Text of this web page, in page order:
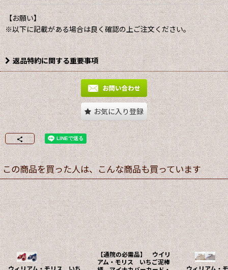
【お願い】
※以下に記載がある場合は良く確認の上ご注文ください。
返品特約に関する重要事項
お気に入り登録
この商品を買った人は、こんな商品も買っています
ウィリアム・モリス いち
【通院の必需品】 ウイリ
アム・モリス いちご泥棒
ウィリアム・